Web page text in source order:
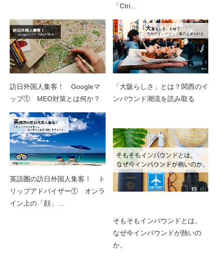
「Ctri…
訪日外国人集客！ Googleマ
ップ① MEO対策とは何か？
「大阪らしさ」とは？関西のイ
ンバウンド潮流を読み取る
英語圏の訪日外国人集客！ ト
リップアドバイザー① オンラ
イン上の「顔」…
そもそもインバウンドとは。
なぜ今インバウンドが熱いの
か。